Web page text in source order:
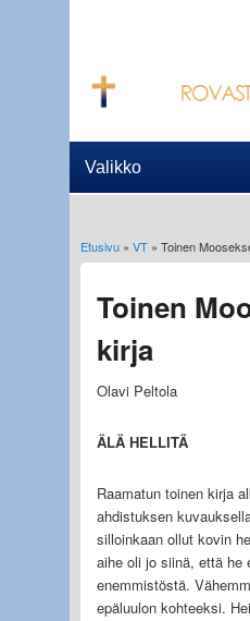
Olet täällä
Etusivu» VT» Toinen
Toinen
kirja
Olavi Peltola
ÄLÄ HELLITÄ
Raamatun toinen kirja
ahdistuksen
silloinkaan ollut kovin
aihe oli jo siinä, että he
enemmistöstä.
epäluulon kohteeksi.